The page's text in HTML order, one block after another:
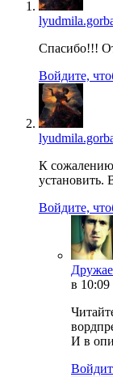
Спасибо!!!
Войдите,
К сожалению
установить.
Войдите,
в 10:09
И в